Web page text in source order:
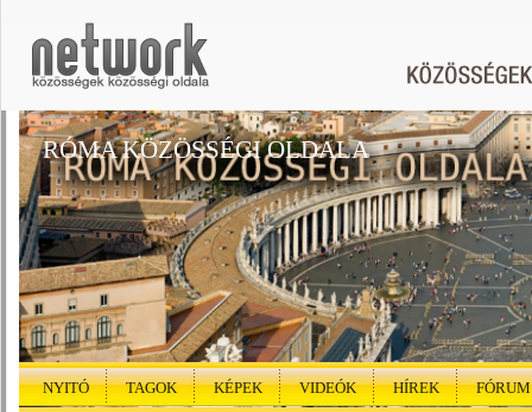
RÓMA KÖZÖSSÉGI OLDALA
NYITÓ TAGOK KÉPEK VIDEÓK HÍREK FÓRUM